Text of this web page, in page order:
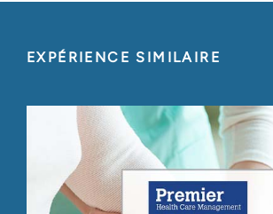
EXPÉRIENCE SIMILAIRE